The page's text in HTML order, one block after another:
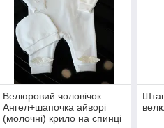
Велюровий чоловічок
Ангел+шапочка айворі
(молочні) крило на спинці